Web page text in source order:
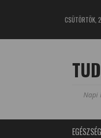
CSÜTÖRTÖK,
Napi